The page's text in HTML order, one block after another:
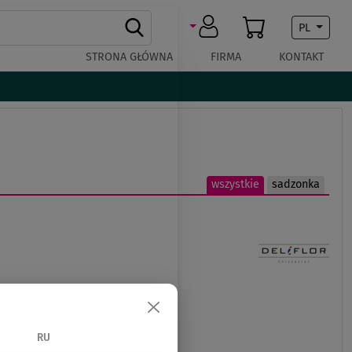
PL
STRONA GŁÓWNA FIRMA KONTAKT
wszystkie sadzonka
RU